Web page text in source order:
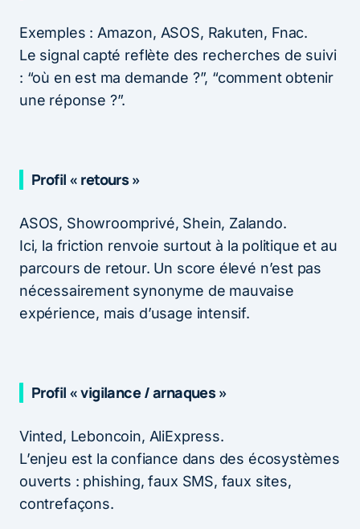
Exemples : Amazon, ASOS, Rakuten, Fnac.
Le signal capté reflète des recherches de suivi
: “où en est ma demande ?”, “comment obtenir
une réponse ?”.
Profil « retours »
ASOS, Showroomprivé, Shein, Zalando.
Ici, la friction renvoie surtout à la politique et au
parcours de retour. Un score élevé n’est pas
nécessairement synonyme de mauvaise
expérience, mais d’usage intensif.
Profil « vigilance / arnaques »
Vinted, Leboncoin, AliExpress.
L’enjeu est la confiance dans des écosystèmes
ouverts : phishing, faux SMS, faux sites,
contrefaçons.